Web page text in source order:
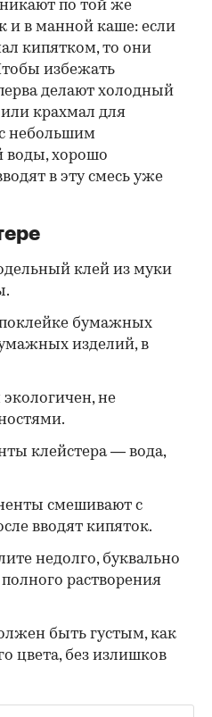
по той же
и в манной каше: если
кипятком, то они
избежать
делают холодный
или крахмал для
небольшим
воды, хорошо
в эту смесь уже
клей из муки
бумажных
изделий, в
экологичен, не
клейстера — вода,
смешивают с
вводят кипяток.
недолго, буквально
растворения
быть густым, как
цвета, без излишков